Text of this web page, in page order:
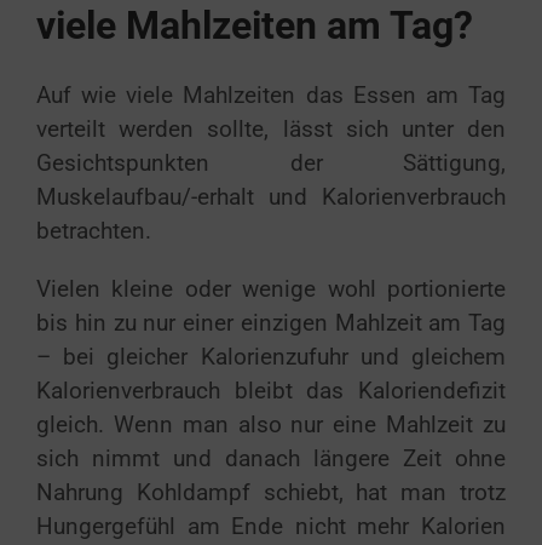
viele Mahlzeiten am Tag?
Auf wie viele Mahlzeiten das Essen am Tag
verteilt werden sollte, lässt sich unter den
Gesichtspunkten der Sättigung,
Muskelaufbau/-erhalt und Kalorienverbrauch
betrachten.
Vielen kleine oder wenige wohl portionierte
bis hin zu nur einer einzigen Mahlzeit am Tag
– bei gleicher Kalorienzufuhr und gleichem
Kalorienverbrauch bleibt das Kaloriendefizit
gleich. Wenn man also nur eine Mahlzeit zu
sich nimmt und danach längere Zeit ohne
Nahrung Kohldampf schiebt, hat man trotz
Hungergefühl am Ende nicht mehr Kalorien